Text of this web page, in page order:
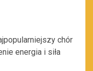
chór
energia i siła